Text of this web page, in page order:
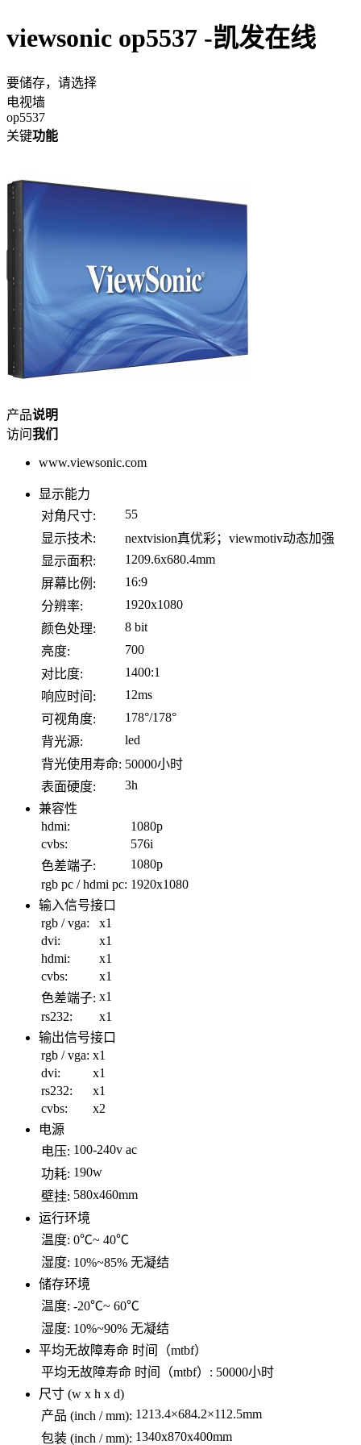
viewsonic op5537 -凯发在线
要储存，请选择
电视墙
op5537
关键功能
产品说明
访问我们
www.viewsonic.com
显示能力
对角尺寸:
55
显示技术:
nextvision真优彩；viewmotiv动态加强
显示面积:
1209.6x680.4mm
屏幕比例:
16:9
分辨率:
1920x1080
颜色处理:
8 bit
亮度:
700
对比度:
1400:1
响应时间:
12ms
可视角度:
178°/178°
背光源:
led
背光使用寿命: 50000小时
表面硬度:
3h
兼容性
hdmi:
1080p
cvbs:
576i
色差端子:
1080p
rgb pc / hdmi pc: 1920x1080
输入信号接口
rgb / vga:
x1
dvi:
x1
hdmi:
x1
cvbs:
x1
色差端子: x1
rs232:
x1
输出信号接口
rgb / vga: x1
dvi:
x1
rs232:
x1
cvbs:
x2
电源
电压: 100-240v ac
功耗: 190w
壁挂: 580x460mm
运行环境
温度: 0℃~ 40℃
湿度: 10%~85% 无凝结
储存环境
温度: -20℃~ 60℃
湿度: 10%~90% 无凝结
平均无故障寿命 时间（mtbf）
平均无故障寿命 时间（mtbf）: 50000小时
尺寸 (w x h x d)
产品 (inch / mm): 1213.4×684.2×112.5mm
包装 (inch / mm): 1340x870x400mm